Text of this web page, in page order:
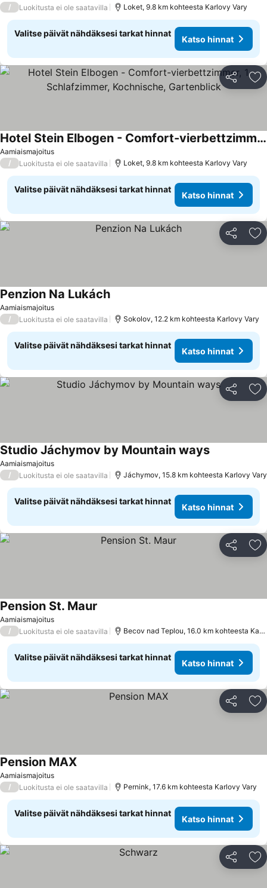
/ Luokitusta ei ole saatavilla Loket, 9.8 km kohteesta Karlovy Vary
Valitse päivät nähdäksesi tarkat hinnat
Katso hinnat
Jaa
Aamiaismajoitus
Hotel Stein Elbogen - Comfort-vierbettzimmer, 1 Schlafzimmer, Kochnische, Gartenblick
/ Luokitusta ei ole saatavilla Loket, 9.8 km kohteesta Karlovy Vary
Valitse päivät nähdäksesi tarkat hinnat
Katso hinnat
Jaa
Aamiaismajoitus
Penzion Na Lukách
/ Luokitusta ei ole saatavilla Sokolov, 12.2 km kohteesta Karlovy Vary
Valitse päivät nähdäksesi tarkat hinnat
Katso hinnat
Jaa
Aamiaismajoitus
Studio Jáchymov by Mountain ways
/ Luokitusta ei ole saatavilla Jáchymov, 15.8 km kohteesta Karlovy Vary
Valitse päivät nähdäksesi tarkat hinnat
Katso hinnat
Jaa
Aamiaismajoitus
Pension St. Maur
/ Luokitusta ei ole saatavilla Becov nad Teplou, 16.0 km kohteesta Karlovy Vary
Valitse päivät nähdäksesi tarkat hinnat
Katso hinnat
Jaa
Aamiaismajoitus
Pension MAX
/ Luokitusta ei ole saatavilla Pernink, 17.6 km kohteesta Karlovy Vary
Valitse päivät nähdäksesi tarkat hinnat
Katso hinnat
Jaa